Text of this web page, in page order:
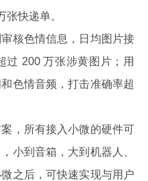
快递单。
核色情信息，日均图片接
过 200 万张涉黄图片；用
色情音频，打击准确率超
，所有接入小微的硬件可
小到音箱，大到机器人、
之后，可快速实现与用户